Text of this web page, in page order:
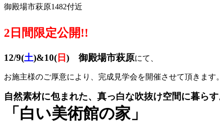
御殿場市萩原1482付近
2日間限定公開!!
12/9(土)&10( 日) 御殿場市萩原にて、
お施主様のご厚意により、完成見学会を開催させて頂きます
自然素材に包まれた、真っ白な吹抜け空間に暮ら
「白い美術館の家」